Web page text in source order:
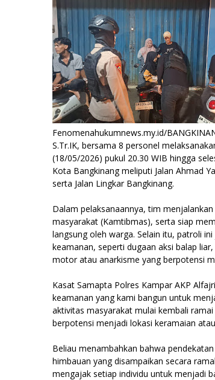
Fenomenahukumnews.my.id/
S.Tr.IK, bersama 8 personel
(18/05/2026) pukul 20.30 WIB hingga
Kota Bangkinang meliputi Jalan Ahmad
serta Jalan Lingkar Bangkinang.
Dalam pelaksanaannya, tim
masyarakat (Kamtibmas), serta siap
langsung oleh warga. Selain itu, patroli
keamanan, seperti dugaan aksi balap
motor atau anarkisme yang berpotensi
Kasat Samapta Polres Kampar AKP
keamanan yang kami bangun untuk
aktivitas masyarakat mulai kembali
berpotensi menjadi lokasi keramaian
Beliau menambahkan bahwa
himbauan yang disampaikan secara
mengajak setiap individu untuk menjadi